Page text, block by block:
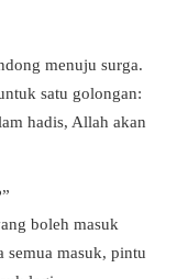
menuju surga.
satu golongan:
hadis, Allah akan
boleh masuk
semua masuk, pintu